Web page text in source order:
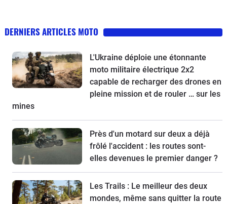
DERNIERS ARTICLES MOTO
L'Ukraine déploie une étonnante
moto militaire électrique 2x2
capable de recharger des drones en
pleine mission et de rouler … sur les
mines
Près d'un motard sur deux a déjà
frôlé l'accident : les routes sont-
elles devenues le premier danger ?
Les Trails : Le meilleur des deux
mondes, même sans quitter la route